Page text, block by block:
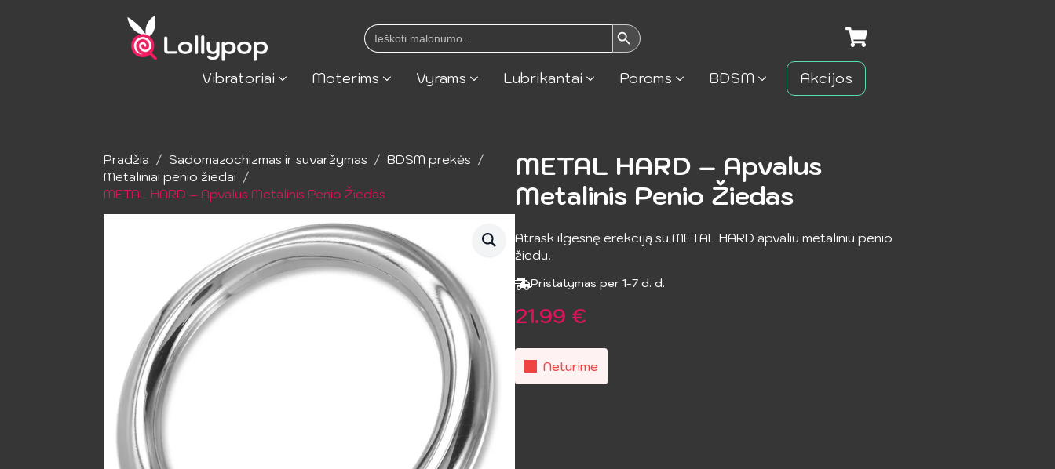
Search
for:
Search Button
Vibratoriai Moterims Vyrams Lubrikantai Poroms BDSM Akcijos
Pradžia Sadomazochizmas ir suvaržymas
BDSM prekės
Metaliniai penio žiedai
METAL HARD – Apvalus Metalinis Penio Žiedas
METAL HARD – Apvalus
Metalinis Penio Žiedas
Atrask ilgesnę erekciją su METAL HARD apvaliu metaliniu penio
žiedu.
Pristatymas per 1-7 d. d.
21.99 €
Neturime